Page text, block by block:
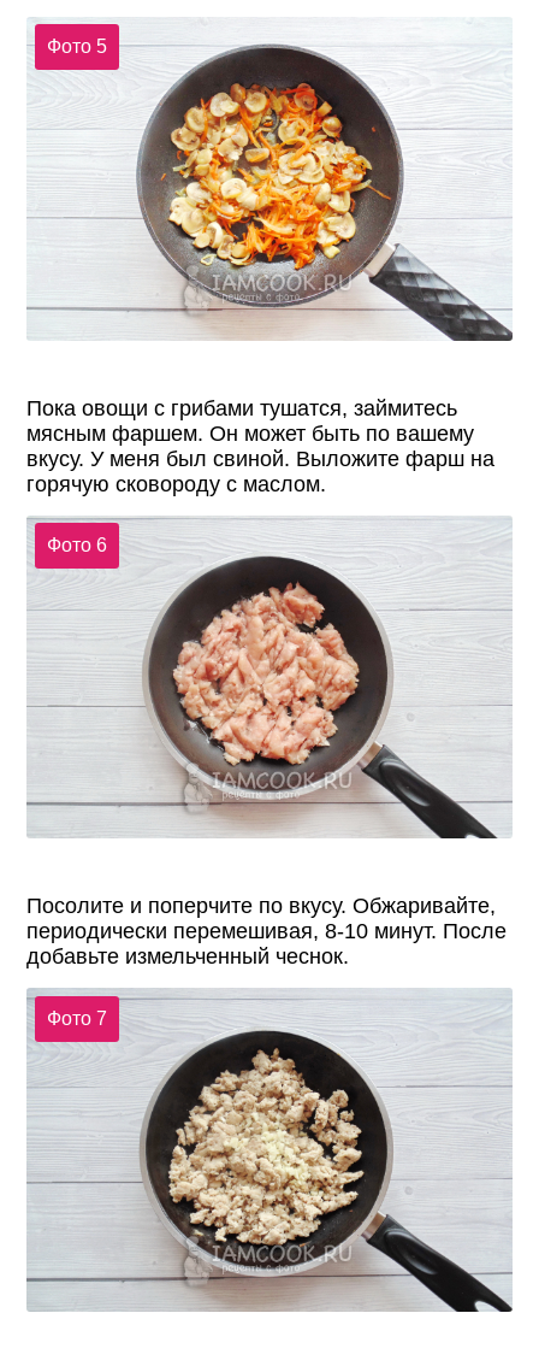
Фото 5
Пока овощи с грибами тушатся, займитесь
мясным фаршем. Он может быть по вашему
вкусу. У меня был свиной. Выложите фарш на
горячую сковороду с маслом.
Фото 6
Посолите и поперчите по вкусу. Обжаривайте,
периодически перемешивая, 8-10 минут. После
добавьте измельченный чеснок.
Фото 7